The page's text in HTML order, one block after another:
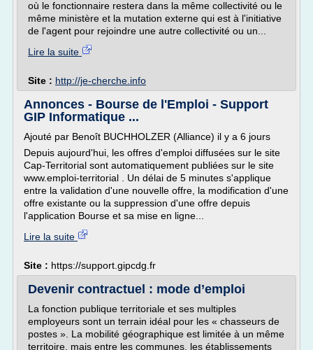
où le fonctionnaire restera dans la même collectivité ou le
même ministère et la mutation externe qui est à l'initiative
de l'agent pour rejoindre une autre collectivité ou un...
Lire la suite
Site : http://je-cherche.info
Annonces - Bourse de l'Emploi - Support
GIP Informatique ...
Ajouté par Benoît BUCHHOLZER (Alliance) il y a 6 jours
Depuis aujourd'hui, les offres d'emploi diffusées sur le site
Cap-Territorial sont automatiquement publiées sur le site
www.emploi-territorial . Un délai de 5 minutes s'applique
entre la validation d'une nouvelle offre, la modification d'une
offre existante ou la suppression d'une offre depuis
l'application Bourse et sa mise en ligne...
Lire la suite
Site : https://support.gipcdg.fr
Devenir contractuel : mode d’emploi
La fonction publique territoriale et ses multiples
employeurs sont un terrain idéal pour les « chasseurs de
postes ». La mobilité géographique est limitée à un même
territoire, mais entre les communes, les établissements